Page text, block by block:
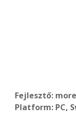
Fejlesztő:
Platform: PC,